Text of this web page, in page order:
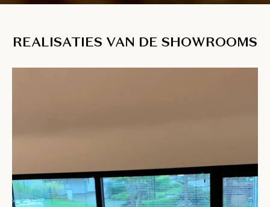
REALISATIES VAN DE SHOWROOMS